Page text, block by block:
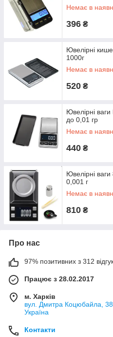
Немає в
396 ₴
Ювелірні
1000г
Немає в
520 ₴
Ювелірні
до 0,01 гр
Немає в
440 ₴
Ювелірні
0,001 г
Немає в
810 ₴
Про нас
97% позитивних з 312
Працює з 28.02.2017
м. Харків
вул. Дмитра Коцюбайла,
Україна
Контакти